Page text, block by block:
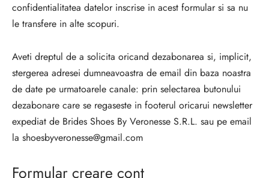
confidentialitatea datelor inscrise in acest formular si sa nu
le transfere in alte scopuri.
Aveti dreptul de a solicita oricand dezabonarea si, implicit,
stergerea adresei dumneavoastra de email din baza noastra
de date pe urmatoarele canale: prin selectarea butonului
dezabonare care se regaseste in footerul oricarui newsletter
expediat de Brides Shoes By Veronesse S.R.L. sau pe email
la shoesbyveronesse@gmail.com
Formular creare cont